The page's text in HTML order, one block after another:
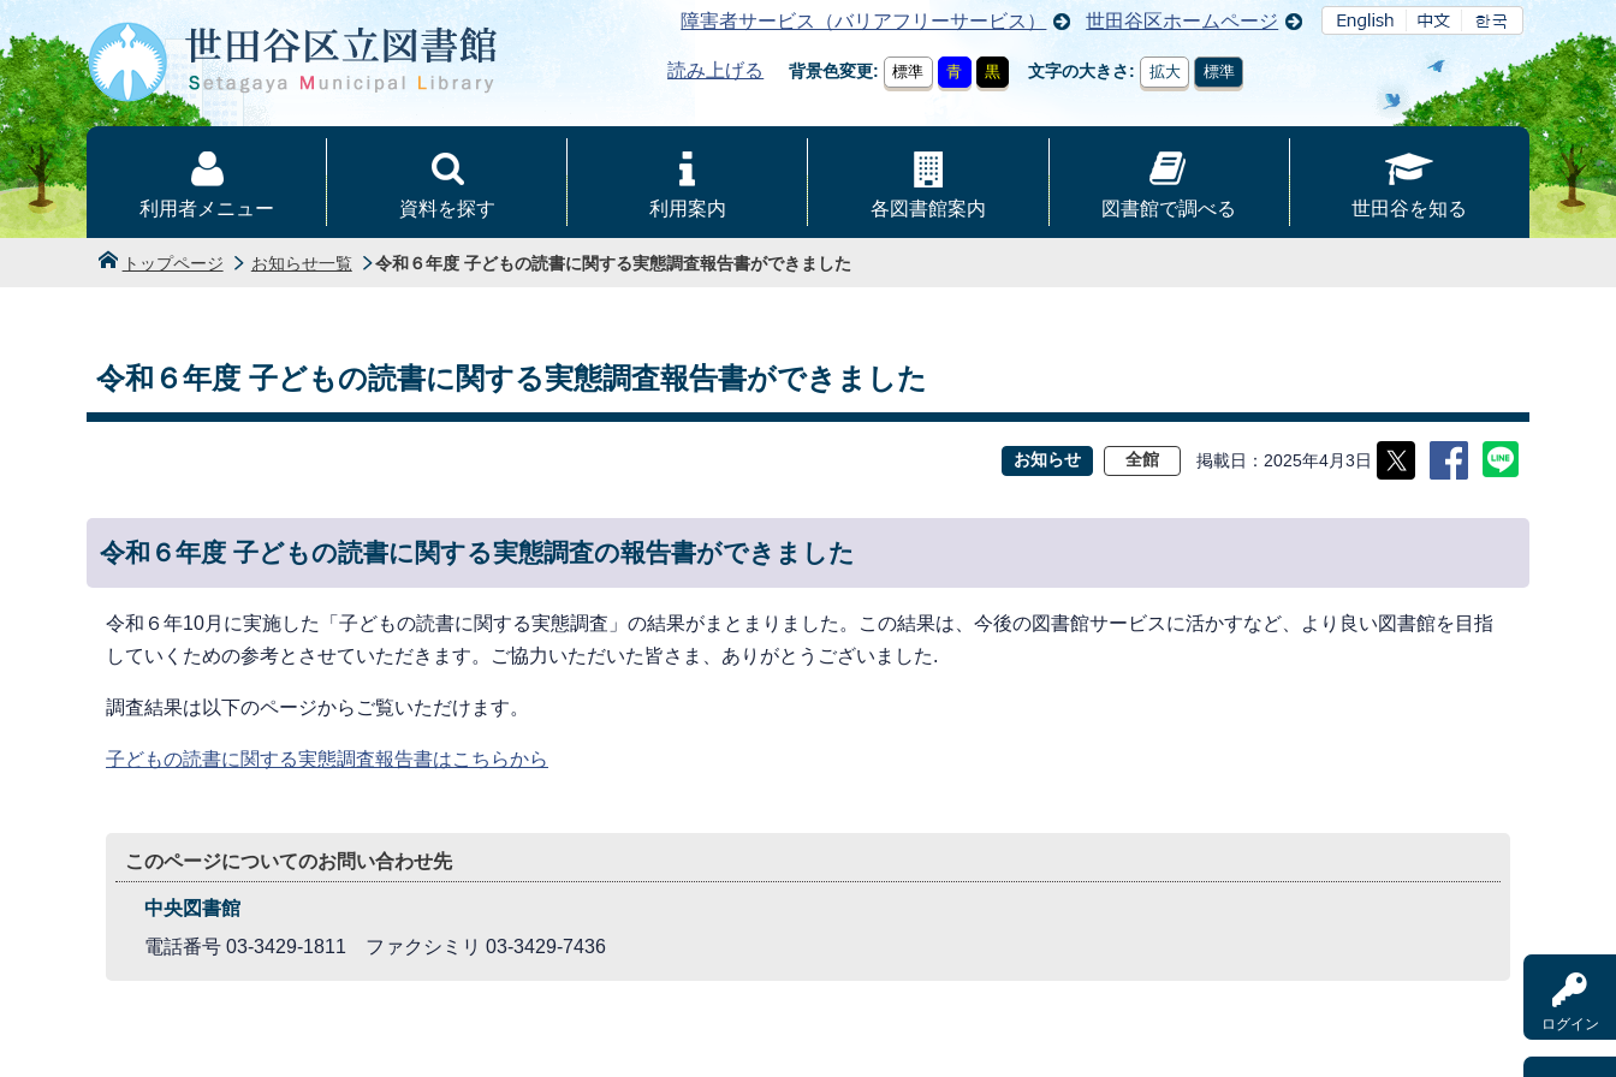
本文へ
障害者サービス（バリアフリーサービス） 世田谷区ホームページ
読み上げる 背景色変更 標準 青 黒 文字の大きさ 拡大 標準
ログイン
利用者メニュー 資料を探す 利用案内 各図書館案内 図書館で調べる 世田谷を知る
トップページ お知らせ一覧 令和６年度 子どもの読書に関する実態調査報告書ができました
令和６年度 子どもの読書に関する実態調査報告書ができました
お知らせ 全館 掲載日 2025年4月3日
令和６年度 子どもの読書に関する実態調査の報告書ができました
令和６年10月に実施した「子どもの読書に関する実態調査」の結果がまとまりました。この結果は、今後の図書館サービスに活かすなど、より良い図書館を目指
していくための参考とさせていただきます。ご協力いただいた皆さま、ありがとうございました.
調査結果は以下のページからご覧いただけます。
子どもの読書に関する実態調査報告書はこちらから
このページについてのお問い合わせ先
中央図書館
電話番号 03-3429-1811 ファクシミリ 03-3429-7436